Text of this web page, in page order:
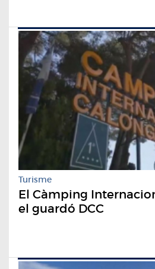
Turisme
El Càmping
el guardó DCC